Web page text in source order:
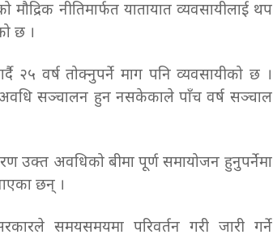
नीतिमार्फत यातायात व्यवसायीलाई थप
छ ।
२५ वर्ष तोक्नुपर्ने माग पनि व्यवसायीको छ ।
सञ्चालन हुन नसकेकाले पाँच वर्ष सञ्चाल
उक्त अवधिको बीमा पूर्ण समायोजन हुनुपर्नेमा
छन् ।
समयसमयमा परिवर्तन गरी जारी गर्ने